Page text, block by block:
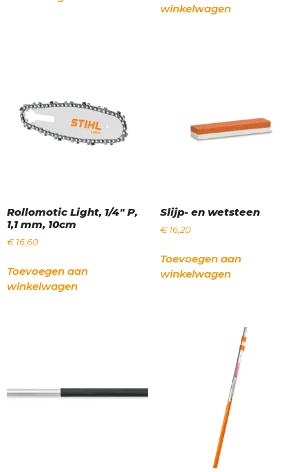
winkelwagen
Rollomotic Light, 1/4" P,
1,1 mm, 10cm
€16,60
Toevoegen aan
winkelwagen
Slijp- en wetsteen
€16,20
Toevoegen aan
winkelwagen